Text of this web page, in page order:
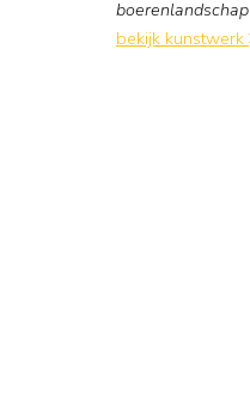
boerenlandschap
bekijk kunstwerk